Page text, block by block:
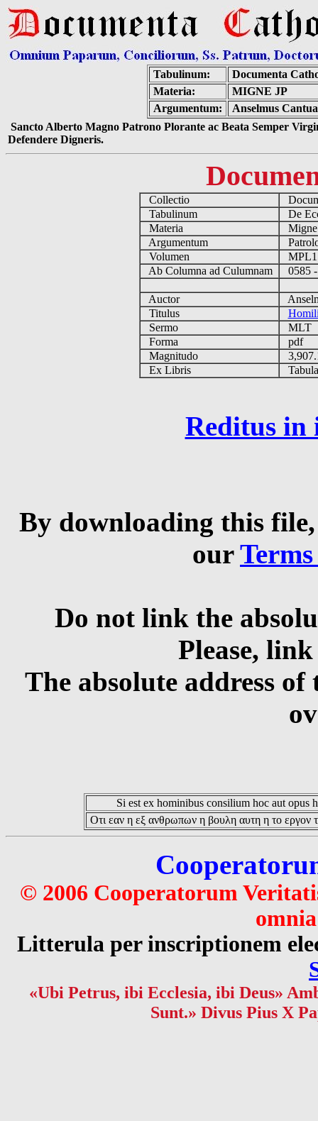
Tabulinum:
Documenta
Materia:
MIGNE JP
Argumentum:
Anselmus
Sancto Alberto Magno Patrono Plorante ac Beata Semper
Defendere Digneris.
Collectio
Tabulinum
De
Materia
Argumentum
Volumen
Ab Columna ad Culumnam
0585
Auctor
Titulus
Sermo
MLT
Forma
pdf
Magnitudo
Ex Libris
Reditus in
By downloading this
our
Do not link the
Please,
The absolute address
Si est ex hominibus consilium hoc aut opus
Οτι εαν η εξ ανθρωπων η βουλη αυτη η το εργον
© 2006 Cooperatorum
Litterula per inscriptionem
«Ubi Petrus, ibi Ecclesia, ibi Deus»
Sunt.» Divus Pius X